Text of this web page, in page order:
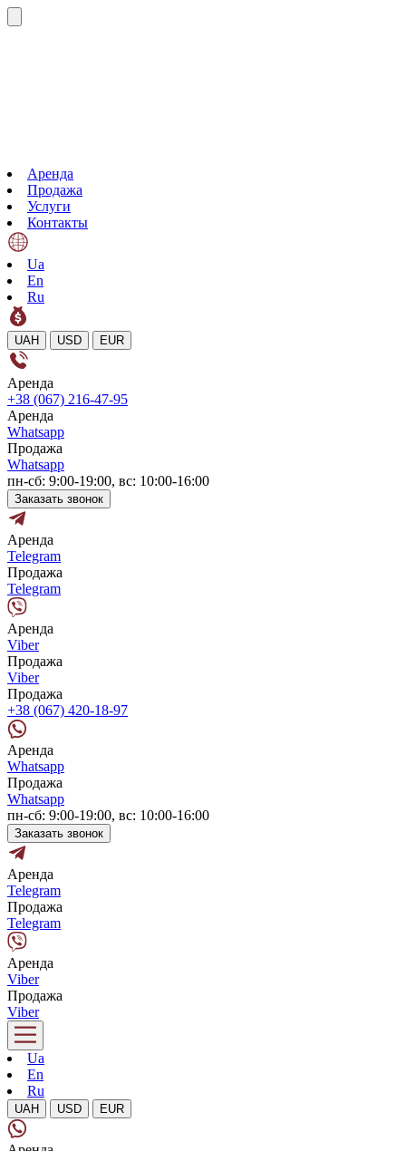
Аренда
Продажа
Услуги
Контакты
Ua
En
Ru
UAH USD EUR
Аренда
+38 (067) 216-47-95
Аренда
Whatsapp
Продажа
Whatsapp
пн-сб: 9:00-19:00, вс: 10:00-16:00
Заказать звонок
Аренда
Telegram
Продажа
Telegram
Аренда
Viber
Продажа
Viber
Продажа
+38 (067) 420-18-97
Аренда
Whatsapp
Продажа
Whatsapp
пн-сб: 9:00-19:00, вс: 10:00-16:00
Заказать звонок
Аренда
Telegram
Продажа
Telegram
Аренда
Viber
Продажа
Viber
Ua
En
Ru
UAH USD EUR